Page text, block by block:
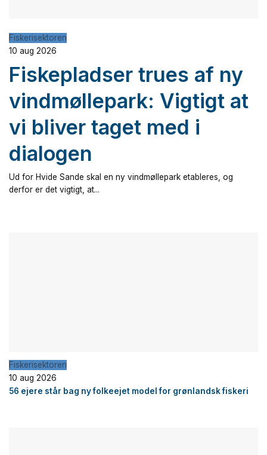
Fiskerisektoren
10 aug 2026
Fiskepladser trues af ny
vindmøllepark: Vigtigt at
vi bliver taget med i
dialogen
Ud for Hvide Sande skal en ny vindmøllepark etableres, og
derfor er det vigtigt, at...
Fiskerisektoren
10 aug 2026
56 ejere står bag ny folkeejet model for grønlandsk fiskeri